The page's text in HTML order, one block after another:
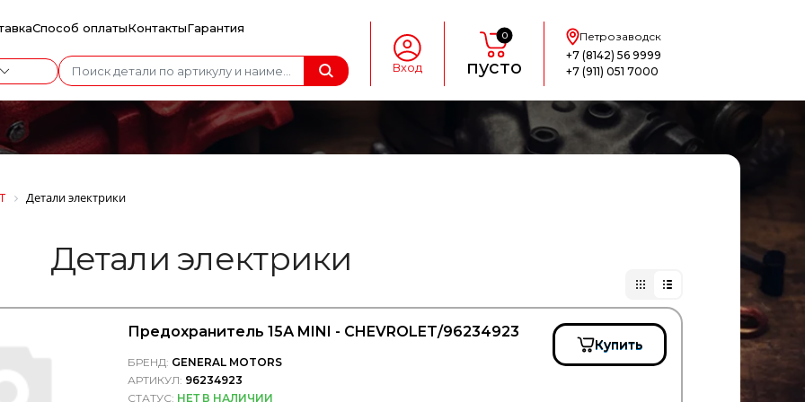
Способ оплатыКонтактыГарантия
Вход
0
пусто
Петрозаводск
+7 (8142) 56 9999
+7 (911) 051 7000
Детали электрики
Детали электрики
Предохранитель 15А MINI - CHEVROLET/96234923
БРЕНД: GENERAL MOTORS
АРТИКУЛ: 96234923
СТАТУС: НЕТ В НАЛИЧИИ
Купить